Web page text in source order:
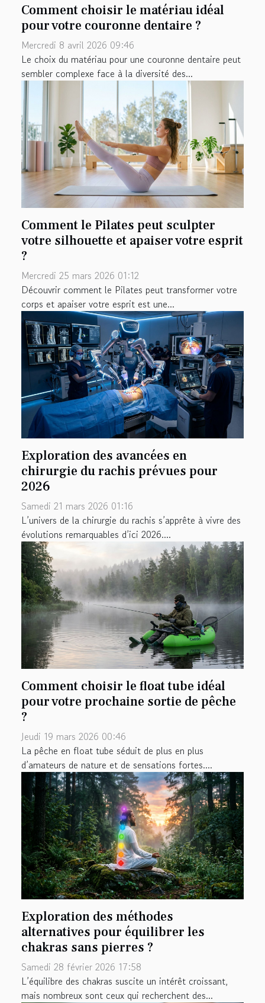
Comment choisir le matériau idéal
pour votre couronne dentaire ?
Mercredi 8 avril 2026 09:46
Le choix du matériau pour une couronne dentaire peut
sembler complexe face à la diversité des...
Comment le Pilates peut sculpter
votre silhouette et apaiser votre esprit
?
Mercredi 25 mars 2026 01:12
Découvrir comment le Pilates peut transformer votre
corps et apaiser votre esprit est une...
Exploration des avancées en
chirurgie du rachis prévues pour
2026
Samedi 21 mars 2026 01:16
L’univers de la chirurgie du rachis s’apprête à vivre des
évolutions remarquables d’ici 2026....
Comment choisir le float tube idéal
pour votre prochaine sortie de pêche
?
Jeudi 19 mars 2026 00:46
La pêche en float tube séduit de plus en plus
d’amateurs de nature et de sensations fortes....
Exploration des méthodes
alternatives pour équilibrer les
chakras sans pierres ?
Samedi 28 février 2026 17:58
L’équilibre des chakras suscite un intérêt croissant,
mais nombreux sont ceux qui recherchent des...